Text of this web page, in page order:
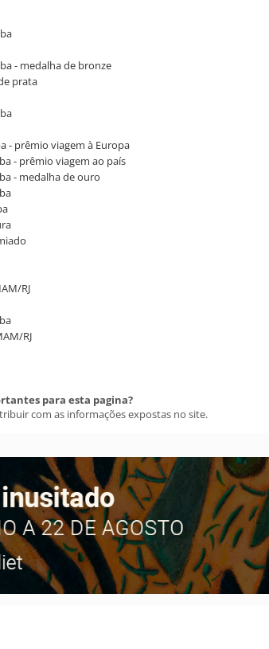
- medalha de bronze
prata
- prêmio viagem à Europa
- prêmio viagem ao país
- medalha de ouro
RJ
RJ
para esta pagina?
com as informações expostas no site.